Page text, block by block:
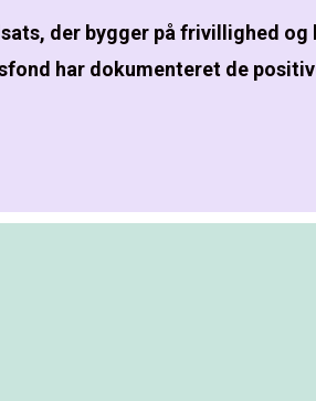
der bygger på frivillighed
har dokumenteret de